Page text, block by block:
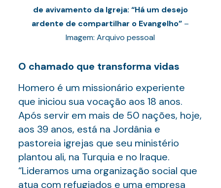
de avivamento da Igreja: “Há um desejo
ardente de compartilhar o Evangelho” –
Imagem: Arquivo pessoal
O chamado que transforma vidas
Homero é um missionário experiente
que iniciou sua vocação aos 18 anos.
Após servir em mais de 50 nações, hoje,
aos 39 anos, está na Jordânia e
pastoreia igrejas que seu ministério
plantou ali, na Turquia e no Iraque.
“Lideramos uma organização social que
atua com refugiados e uma empresa